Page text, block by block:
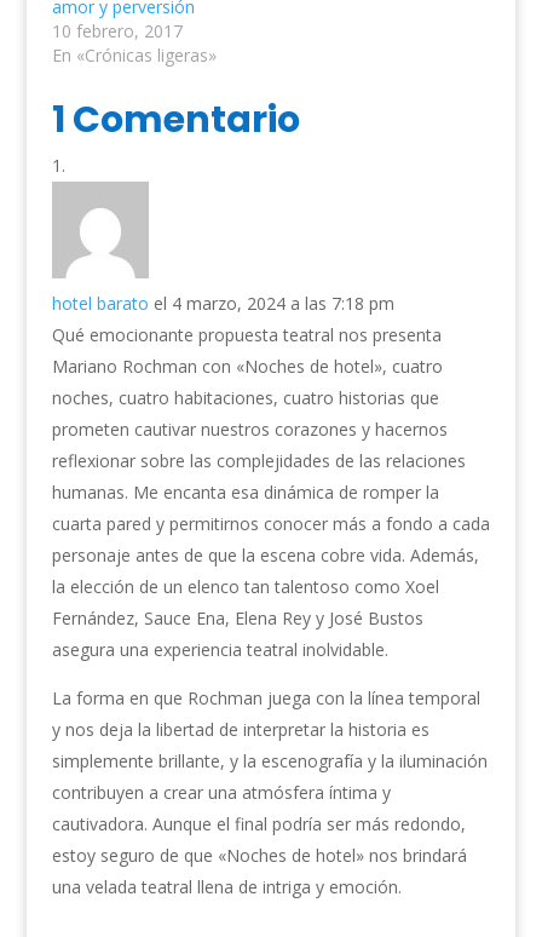
amor y perversión
10 febrero, 2017
En «Crónicas ligeras»
1 Comentario
hotel barato el 4 marzo, 2024 a las 7:18 pm
Qué emocionante propuesta teatral nos presenta
Mariano Rochman con «Noches de hotel», cuatro
noches, cuatro habitaciones, cuatro historias que
prometen cautivar nuestros corazones y hacernos
reflexionar sobre las complejidades de las relaciones
humanas. Me encanta esa dinámica de romper la
cuarta pared y permitirnos conocer más a fondo a cada
personaje antes de que la escena cobre vida. Además,
la elección de un elenco tan talentoso como Xoel
Fernández, Sauce Ena, Elena Rey y José Bustos
asegura una experiencia teatral inolvidable.
La forma en que Rochman juega con la línea temporal
y nos deja la libertad de interpretar la historia es
simplemente brillante, y la escenografía y la iluminación
contribuyen a crear una atmósfera íntima y
cautivadora. Aunque el final podría ser más redondo,
estoy seguro de que «Noches de hotel» nos brindará
una velada teatral llena de intriga y emoción.